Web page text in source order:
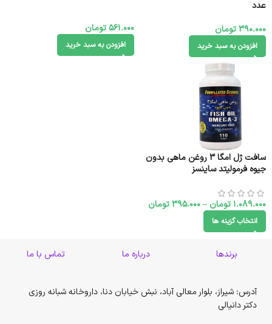
عدد
390.000تومان
افزودن به سبد خرید
561.000تومان
افزودن به سبد خرید
سافت ژل امگا 3 روغن ماهی بدون
جیوه فرمولیتد ساینسز
1.089.000تومان –
395.000تومان
انتخاب گزینه ها
برندها درباره ما تماس با ما
آدرس: شیراز، بلوار معالی آباد، نبش خیابان دنا، داروخانه شبانه روزی
دکتر دانیالی